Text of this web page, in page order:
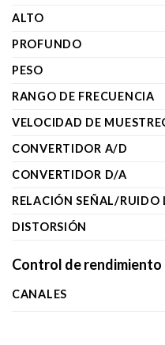
ALTO
PROFUNDO
PESO
RANGO DE FRECUENCIA
VELOCIDAD DE
CONVERTIDOR A/D
CONVERTIDOR D/A
RELACIÓN SEÑAL/RUIDO
DISTORSIÓN
Control de rendimiento
CANALES